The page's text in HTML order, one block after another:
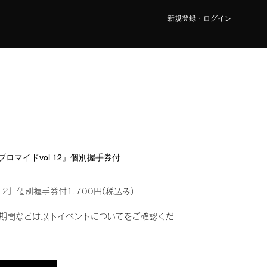
新規登録・ログイン
ロマイドvol.12』個別握手券付
』個別握手券付1,700円(税込み)
間などは以下イベントについてをご確認くだ